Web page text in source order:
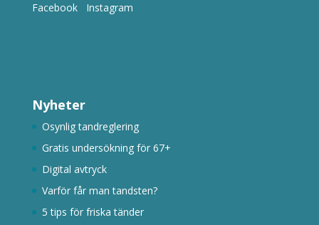
Facebook
Instagram
Nyheter
Osynlig tandreglering
Gratis undersökning för 67+
Digital avtryck
Varför får man tandsten?
5 tips för friska tänder